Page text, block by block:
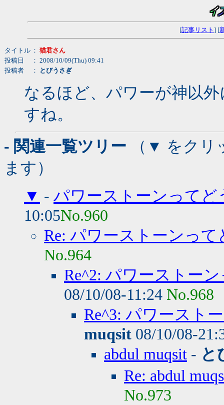
[記事リスト ] [
タイトル ： 猫君さん
投稿日
： 2008/10/09(Thu) 09:41
投稿者
： とびうさぎ
なるほど、パワーが神以
すね。
- 関連一覧ツリー （▼ をクリ
ます）
▼ - パワーストーンってど
10:05No.960
Re: パワーストーンっ
No.964
Re^2: パワーストー
08/10/08-11:24 No.968
Re^3: パワースト
muqsit 08/10/08-
abdul muqsit - と
Re: abdul
No.973